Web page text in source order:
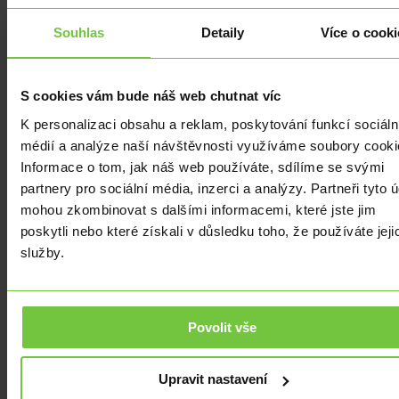
Souhlas Detaily Více o
S cookies vám bude náš web chutnat víc
K personalizaci obsahu a reklam, poskytování funkcí
médií a analýze naší návštěvnosti využíváme soubory
Informace o tom, jak náš web používáte, sdílíme se svými
partnery pro sociální média, inzerci a analýzy. Partneři tyto
mohou zkombinovat s dalšími informacemi, které jste jim
poskytli nebo které získali v důsledku toho, že používáte
služby.
Povolit vše
Upravit nastavení
zůstane
inovativní
konkurenceschopný.
RBA
doufá,
že
výsledky
projektu
poskytnou
cenné
pro
a